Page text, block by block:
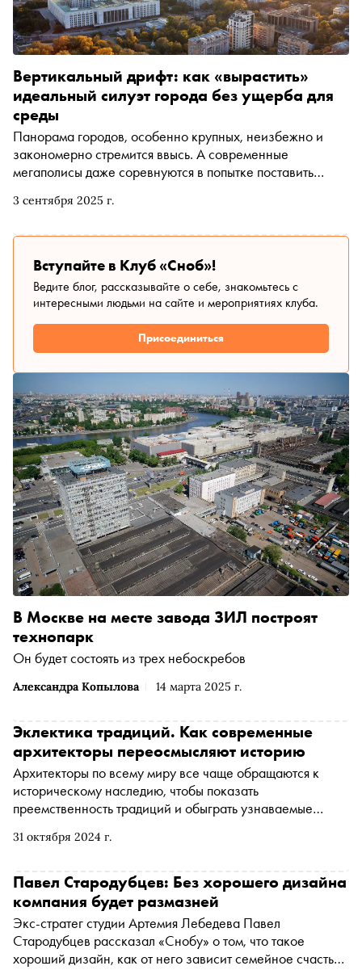
3 сентября 2025 г.
Вертикальный дрифт: как «вырастить»
идеальный силуэт города без ущерба для
среды
Панорама городов, особенно крупных, неизбежно и
закономерно стремится ввысь. А современные
мегаполисы даже соревнуются в попытке поставить
штучные архитектурные доминанты, другое —
меняет не только привычный вид места, но и
перезапускает развитие инфраструктуры. Это может
вызывать турбулентность мнений и даже отрицание.
Поэтому во всём важно искать баланс и идеальные
пропорции, особенно когда речь идёт об отдельных
районах с уже сложившимся обликом
Вступайте в Клуб «Сноб»!
Ведите блог, рассказывайте о себе, знакомьтесь с
интересными людьми на сайте и мероприятиях клуба.
Присоединиться
Александра Копылова 14 марта 2025 г.
В Москве на месте завода ЗИЛ построят
технопарк
Он будет состоять из трех небоскребов
31 октября 2024 г.
Эклектика традиций. Как современные
архитекторы переосмысляют историю
Архитекторы по всему миру все чаще обращаются к
историческому наследию, чтобы показать
преемственность традиций и обыграть узнаваемые
сегодня в городском строительстве переосмысляется
Павел Стародубцев: Без хорошего дизайна
компания будет размазней
Экс-стратег студии Артемия Лебедева Павел
Стародубцев рассказал «Снобу» о том, что такое
хороший дизайн, как от него зависит семейное счастье